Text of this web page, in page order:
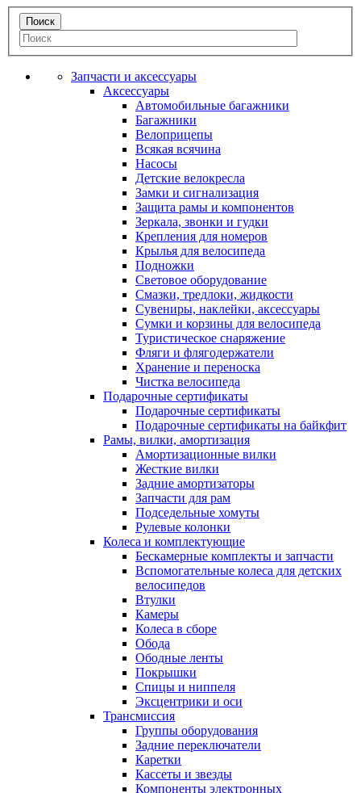
Запчасти и аксессуары
Аксессуары
Автомобильные багажники
Багажники
Велоприцепы
Всякая всячина
Насосы
Детские велокресла
Замки и сигнализация
Защита рамы и компонентов
Зеркала, звонки и гудки
Крепления для номеров
Крылья для велосипеда
Подножки
Световое оборудование
Смазки, тредлоки, жидкости
Сувениры, наклейки, аксессуары
Сумки и корзины для велосипеда
Туристическое снаряжение
Фляги и флягодержатели
Хранение и переноска
Чистка велосипеда
Подарочные сертификаты
Подарочные сертификаты
Подарочные сертификаты на байкфит
Рамы, вилки, амортизация
Амортизационные вилки
Жесткие вилки
Задние амортизаторы
Запчасти для рам
Подседельные хомуты
Рулевые колонки
Колеса и комплектующие
Бескамерные комплекты и запчасти
Вспомогательные колеса для детских
велосипедов
Втулки
Камеры
Колеса в сборе
Обода
Ободные ленты
Покрышки
Спицы и ниппеля
Эксцентрики и оси
Трансмиссия
Группы оборудования
Задние переключатели
Каретки
Кассеты и звезды
Компоненты электронных